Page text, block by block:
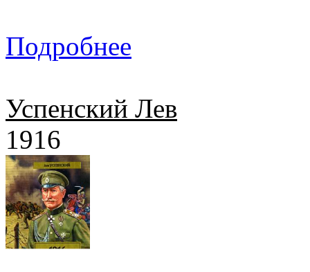
Подробнее
Успенский Лев
1916